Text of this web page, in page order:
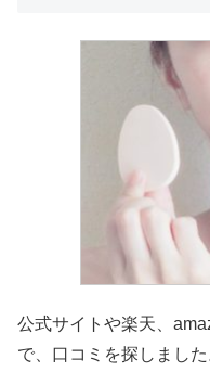
公式サイトや楽天、
で、口コミを探しました